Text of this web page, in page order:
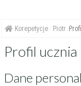
Korepetycje Piotr
Profil ucznia
Dane